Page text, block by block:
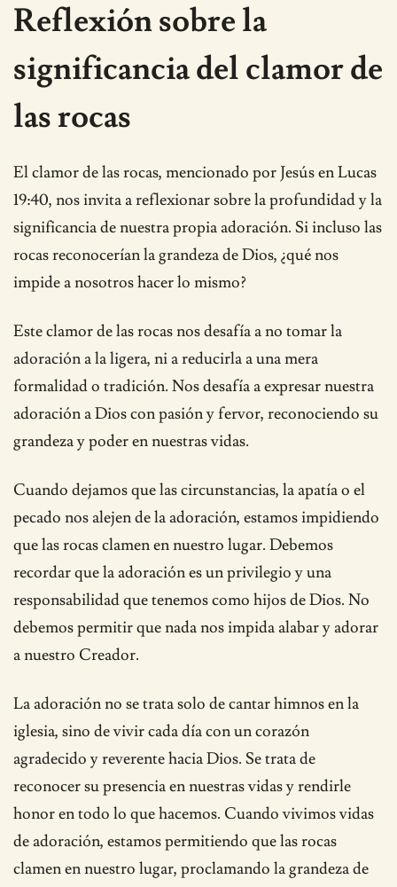
Reflexión sobre la
significancia del clamor de
las rocas
El clamor de las rocas, mencionado por Jesús en Lucas
19:40, nos invita a reflexionar sobre la profundidad y la
significancia de nuestra propia adoración. Si incluso las
rocas reconocerían la grandeza de Dios, ¿qué nos
impide a nosotros hacer lo mismo?
Este clamor de las rocas nos desafía a no tomar la
adoración a la ligera, ni a reducirla a una mera
formalidad o tradición. Nos desafía a expresar nuestra
adoración a Dios con pasión y fervor, reconociendo su
grandeza y poder en nuestras vidas.
Cuando dejamos que las circunstancias, la apatía o el
pecado nos alejen de la adoración, estamos impidiendo
que las rocas clamen en nuestro lugar. Debemos
recordar que la adoración es un privilegio y una
responsabilidad que tenemos como hijos de Dios. No
debemos permitir que nada nos impida alabar y adorar
a nuestro Creador.
La adoración no se trata solo de cantar himnos en la
iglesia, sino de vivir cada día con un corazón
agradecido y reverente hacia Dios. Se trata de
reconocer su presencia en nuestras vidas y rendirle
honor en todo lo que hacemos. Cuando vivimos vidas
de adoración, estamos permitiendo que las rocas
clamen en nuestro lugar, proclamando la grandeza de